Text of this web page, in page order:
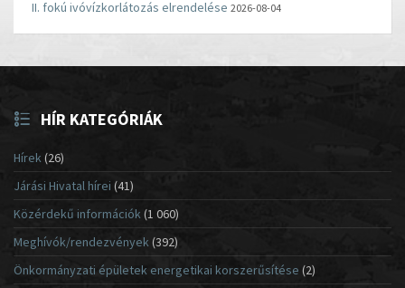
II. fokú ivóvízkorlátozás elrendelése 2026-08-04
HÍR KATEGÓRIÁK
Hírek(26)
Járási Hivatal hírei (41)
Közérdekű információk(1 060)
Meghívók/rendezvények (392)
Önkormányzati épületek energetikai korszerűsítése (2)